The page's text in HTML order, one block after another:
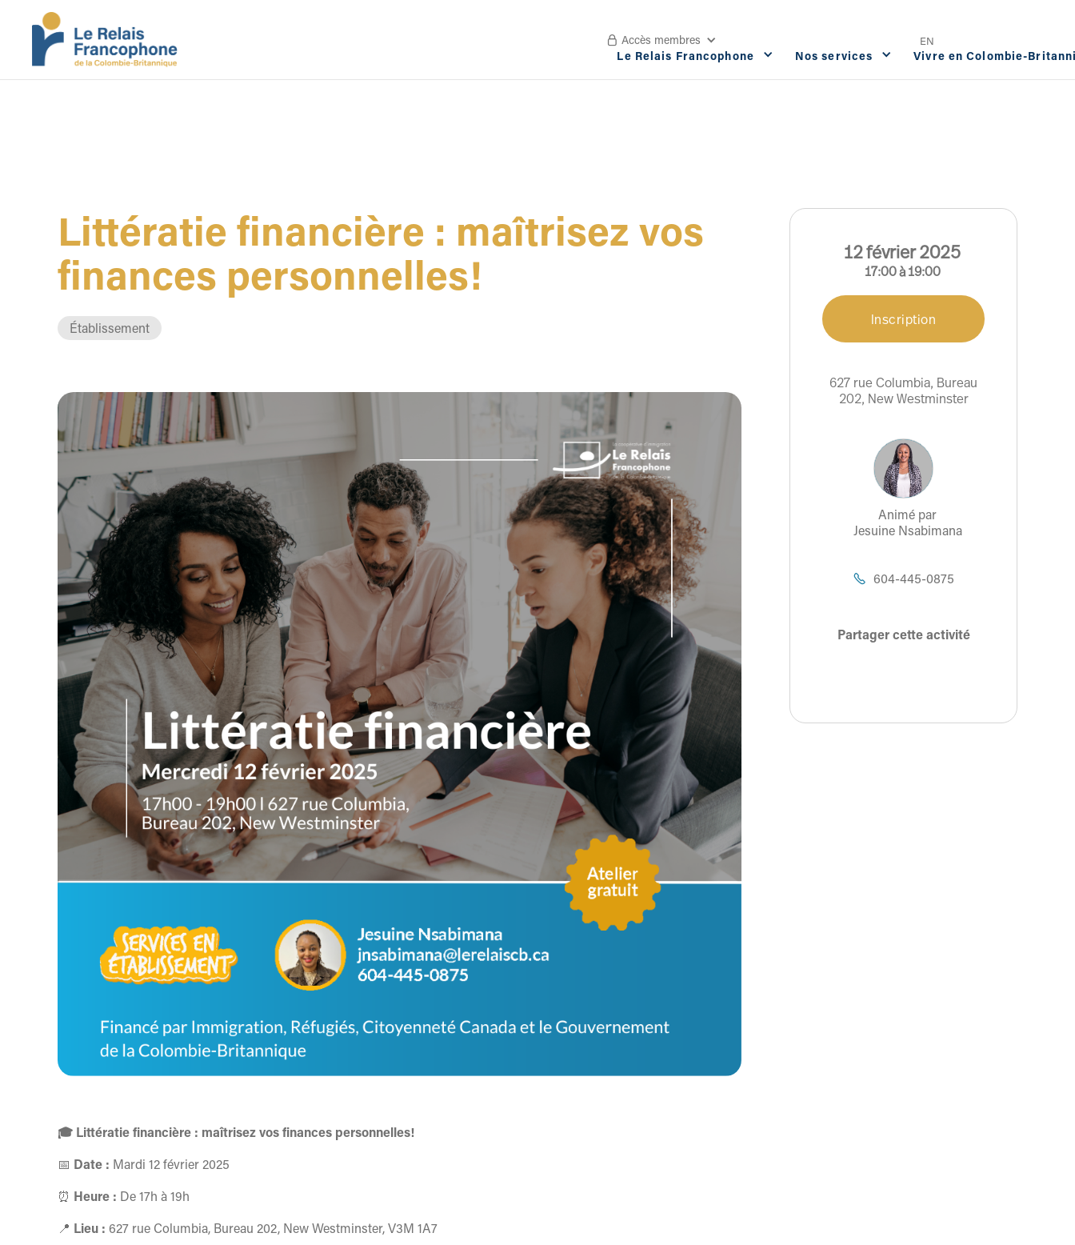
Le Relais Francophone Nos services Vivre en Colombie-
 Accès membres EN
Littératie financière : maîtrisez vos
finances personnelles!
Établissement
🎓 Littératie financière : maîtrisez vos finances personnelles!
📅 Date : Mardi 12 février 2025
⏰ Heure : De 17h à 19h
📍 Lieu : 627 rue Columbia, Bureau 202, New Westminster, V3M 1A7
12février2025
17:00à 19:00
Inscription
627 rue Columbia, Bureau
202, New Westminster
Animé par
Jesuine Nsabimana
 604-445-0875
Partager cette activité